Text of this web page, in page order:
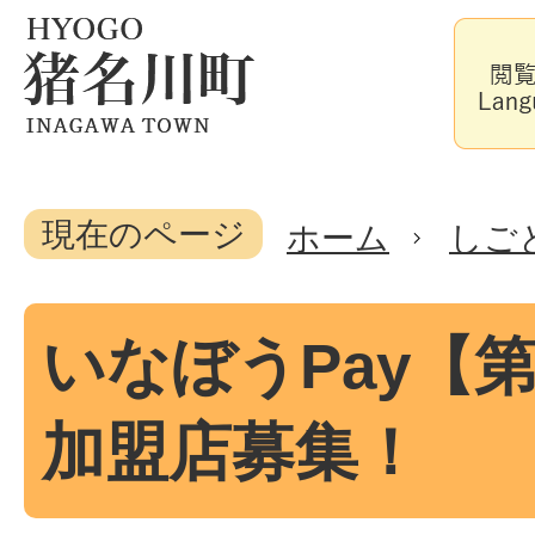
現在のページ ホーム しご
いなぼうPay【
加盟店募集！